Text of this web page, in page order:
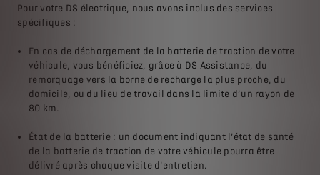
Pour votre DS électrique, nous avons inclus des services
spécifiques :
En cas de déchargement de la batterie de traction de votre
véhicule, vous bénéficiez, grâce à DS Assistance, du
remorquage vers la borne de recharge la plus proche, du
domicile, ou du lieu de travail dans la limite d’un rayon de
80 km.
État de la batterie : un document indiquant l’état de santé
de la batterie de traction de votre véhicule pourra être
délivré après chaque visite d’entretien.